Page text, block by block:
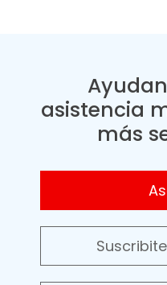
asistencia
más